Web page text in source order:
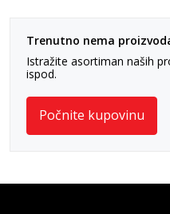
Trenutno nema
Istražite asortiman naših
ispod.
Počnite kupovinu